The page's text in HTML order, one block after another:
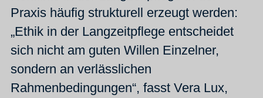
Praxis häufig strukturell erzeugt werden:
„Ethik in der Langzeitpflege entscheidet
sich nicht am guten Willen Einzelner,
sondern an verlässlichen
Rahmenbedingungen“, fasst Vera Lux,